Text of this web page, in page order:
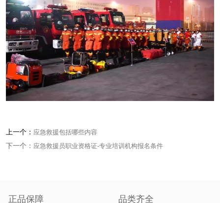
上一个： 应急救援包括哪些内容
下一个： 应急救援员职业资格证-专业培训机构报名条件
正品保障 品类齐全